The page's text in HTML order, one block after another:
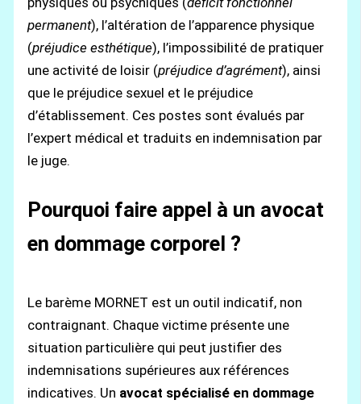
permanent), l’altération de l’apparence physique
(préjudice esthétique), l’impossibilité de pratiquer
une activité de loisir (préjudice d’agrément), ainsi
que le préjudice sexuel et le préjudice
d’établissement. Ces postes sont évalués par
l’expert médical et traduits en indemnisation par
le juge.
Pourquoi faire appel à un avocat
en dommage corporel ?
Le barème MORNET est un outil indicatif, non
contraignant. Chaque victime présente une
situation particulière qui peut justifier des
indemnisations supérieures aux références
indicatives. Un avocat spécialisé en dommage